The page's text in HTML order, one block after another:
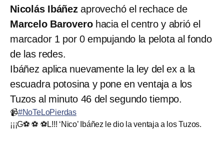
Nicolás Ibáñezaprovechó el rechace de
Marcelo Baroverohacia el centro y abrió el
marcador 1 por 0 empujando la pelota al fondo
de las redes.
Ibáñez aplica nuevamente la ley del ex a la
escuadra potosina y pone en ventaja a los
Tuzos al minuto 46 del segundo tiempo.
📹#NoTeLoPierdas
¡¡¡G⚽ ⚽ ⚽L!!! ‘Nico’ Ibáñez le dio la ventaja a los Tuzos.